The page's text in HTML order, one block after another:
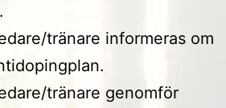
tränare informeras om
tränare genomför